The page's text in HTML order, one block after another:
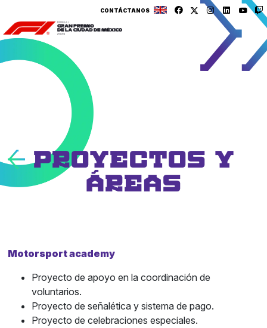
CONTÁCTANOS
PROYECTOS Y
ÁREAS
Motorsport academy
Proyecto de apoyo en la coordinación de
voluntarios.
Proyecto de señalética y sistema de pago.
Proyecto de celebraciones especiales.